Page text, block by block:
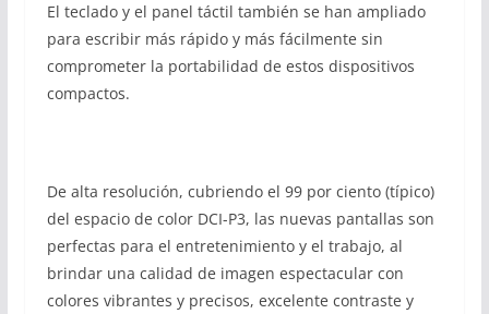
El teclado y el panel táctil también se han ampliado
para escribir más rápido y más fácilmente sin
comprometer la portabilidad de estos dispositivos
compactos.
De alta resolución, cubriendo el 99 por ciento (típico)
del espacio de color DCI-P3, las nuevas pantallas son
perfectas para el entretenimiento y el trabajo, al
brindar una calidad de imagen espectacular con
colores vibrantes y precisos, excelente contraste y